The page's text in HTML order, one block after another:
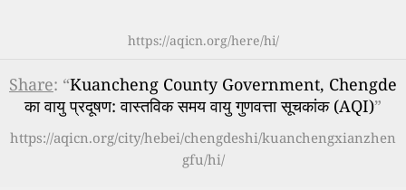
https://aqicn.org/here/hi/
Share: “Kuancheng County Government, Chengde
का वायु प्रदूषण: वास्तविक समय वायु गुणवत्ता सूचकांक (AQI)”
https://aqicn.org/city/hebei/chengdeshi/kuanchengxianzhen
gfu/hi/